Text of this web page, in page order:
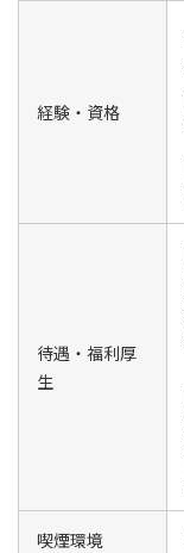
経験・資格
待遇・福利厚
生
喫煙環境